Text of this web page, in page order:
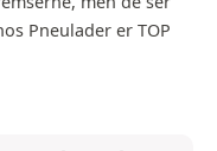
Pneulader er TOP